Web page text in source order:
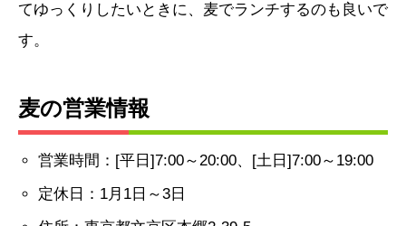
てゆっくりしたいときに、麦でランチするのも良いで
す。
麦の営業情報
営業時間：[平日]7:00～20:00、[土日]7:00～19:00
定休日：1月1日～3日